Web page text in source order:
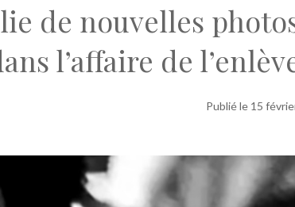
de nouvelles
l’affaire de
Publié le 15